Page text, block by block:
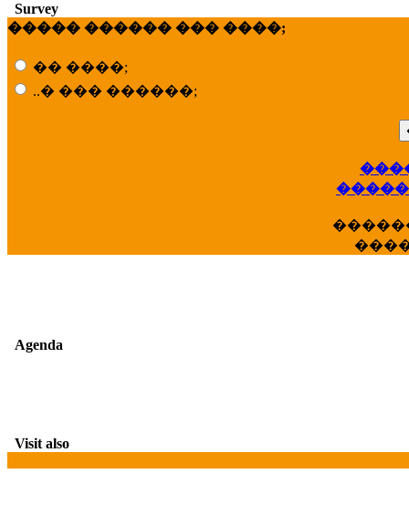
Survey
����� ������ ��� ����;
�� ����;
..� ��� ������;
Agenda
Visit also